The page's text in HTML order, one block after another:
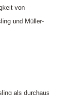
von
und Müller-
als durchaus